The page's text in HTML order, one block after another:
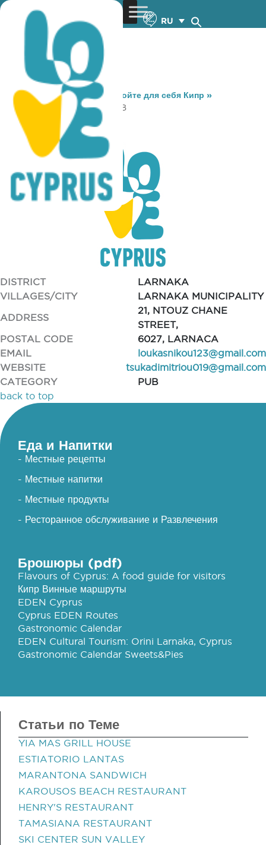
RU
You are here: Home »Откройте для себя Кипр »
Gastronomy
» DE NIRO PUB
DE NIRO PUB
DISTRICT
LARNAKA
VILLAGES/CITY
LARNAKA MUNICIPALITY
ADDRESS
21, NTOUZ CHANE
STREET,
POSTAL CODE
6027, LARNACA
EMAIL
loukasnikou123@gmail.com
WEBSITE
tsukadimitriou019@gmail.com
CATEGORY
PUB
back to top
Еда и Напитки
- Местные рецепты
- Местные напитки
- Местные продукты
- Ресторанное обслуживание и Развлечения
Брошюры (pdf)
Flavours of Cyprus: A food guide for visitors
Кипр Винные маршруты
EDEN Cyprus
Cyprus EDEN Routes
Gastronomic Calendar
EDEN Cultural Tourism: Orini Larnaka, Cyprus
Gastronomic Calendar Sweets&Pies
Статьи по Теме
YIA MAS GRILL HOUSE
ESTIATORIO LANTAS
MARANTONA SANDWICH
KAROUSOS BEACH RESTAURANT
HENRY'S RESTAURANT
TAMASIANA RESTAURANT
SKI CENTER SUN VALLEY